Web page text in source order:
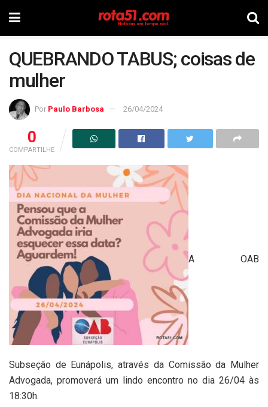
QUEBRANDO TABUS; coisas de
mulher
Por Paulo Barbosa 26/04/2024
0
COMPARTILHE
A OAB
Subseção de Eunápolis, através da Comissão da Mulher
Advogada, promoverá um lindo encontro no dia 26/04 às
18:30h.